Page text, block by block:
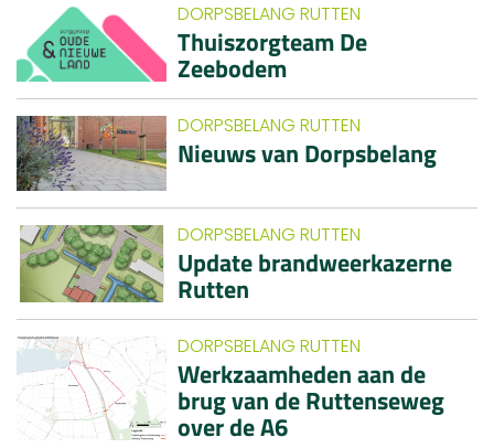
DORPSBELANG RUTTEN
Thuiszorgteam De
Zeebodem
DORPSBELANG RUTTEN
Nieuws van Dorpsbelang
DORPSBELANG RUTTEN
Update brandweerkazerne
Rutten
DORPSBELANG RUTTEN
Werkzaamheden aan de
brug van de Ruttenseweg
over de A6